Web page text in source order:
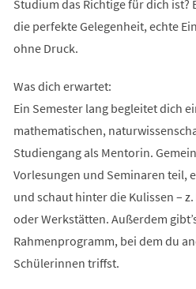
Studium das Richtige für dich
die perfekte Gelegenheit, echte
ohne Druck.
Was dich erwartet:
Ein Semester lang begleitet dich
mathematischen,
Studiengang als Mentorin.
Vorlesungen und Seminaren teil,
und schaut hinter die Kulissen –
oder Werkstätten. Außerdem
Rahmenprogramm, bei dem du
Schülerinnen triffst.